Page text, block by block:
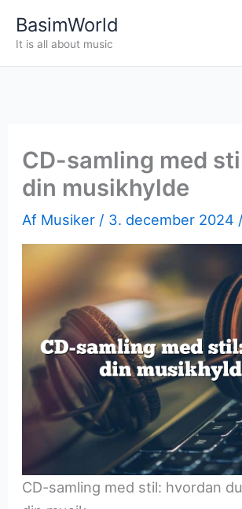
BasimWorld
It is all about music
CD-samling med
din musikhylde
Af Musiker / 3. december 2024 /
CD-samling med stil: hvordan